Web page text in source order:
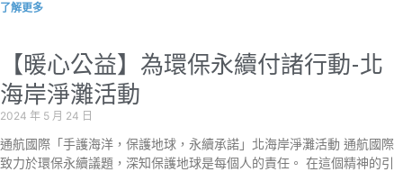
了解更多
【暖心公益】為環保永續付諸行動-北
海岸淨灘活動
2024 年 5 月 24 日
通航國際「手護海洋，保護地球，永續承諾」北海岸淨灘活動 通航國際
致力於環保永續議題，深知保護地球是每個人的責任。 在這個精神的引